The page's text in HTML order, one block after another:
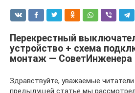
Перекрестный
устройство + схема
монтаж — СоветИнженера
Здравствуйте, уважаемые
предыдущей статье мы